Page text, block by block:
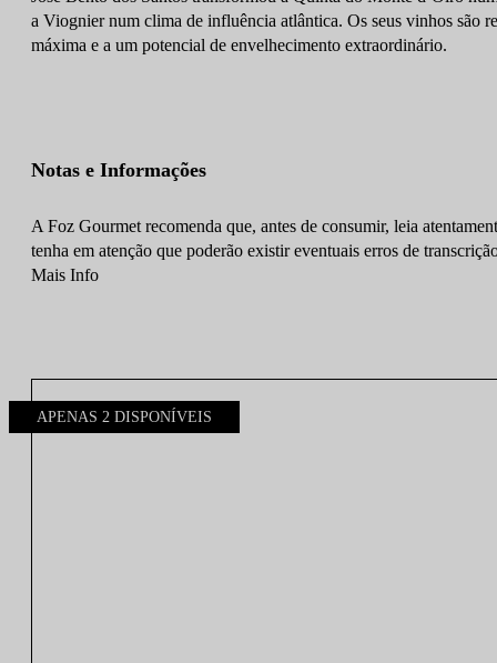
a Viognier num clima de influência atlântica. Os seus vinhos são
máxima e a um potencial de envelhecimento extraordinário.
Notas e Informações
A Foz Gourmet recomenda que, antes de consumir, leia
tenha em atenção que poderão existir eventuais erros de
Mais Info
APENAS 2 DISPONÍVEIS